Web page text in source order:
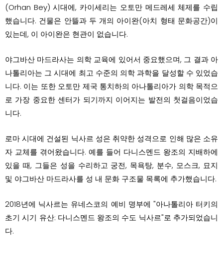
(Orhan Bey) 시대에, 카이세리는 오토만 메드레세 체제를 수립
했습니다. 건물은 안뜰과 두 개의 아이완(아치 형태 문화공간)이
있는데, 이 아이완은 현관이 없습니다.
야그바산 마드라사는 의학 교육에 있어서 중요했으며, 그 결과 아
나톨리아는 그 시대에 최고 수준의 의학 과학을 달성할 수 있었습
니다. 이는 또한 오토만 제국 통치하의 아나톨리아가 의학 목적으
로 가장 중요한 센터가 되기까지 이어지는 발전의 첫걸음이었습
니다.
로마 시대에 건설된 닉사르 성은 취약한 성격으로 인해 많은 소유
자 교체를 겪어왔습니다. 예를 들어 다니스멘드 왕조의 지배하에
있을 때, 그들은 성을 수리하고 궁전, 목욕탕, 분수, 모스크, 묘지
및 야그바산 마드라사를 성 내 문화 구조물 목록에 추가했습니다.
2018년에 닉사르는 유네스코의 예비 명부에 "아나톨리아 터키의
초기 시기 유산: 다니스멘드 왕조의 수도 닉사르"로 추가되었습니
다.